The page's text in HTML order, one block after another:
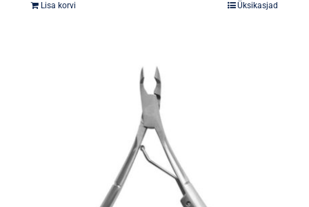
Lisa korvi Üksikasjad